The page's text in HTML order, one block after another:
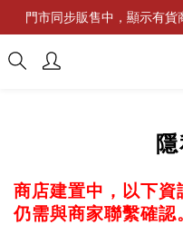
門市同步販售中，顯示有貨
商店建置中，以下
仍需與商家聯繫確認